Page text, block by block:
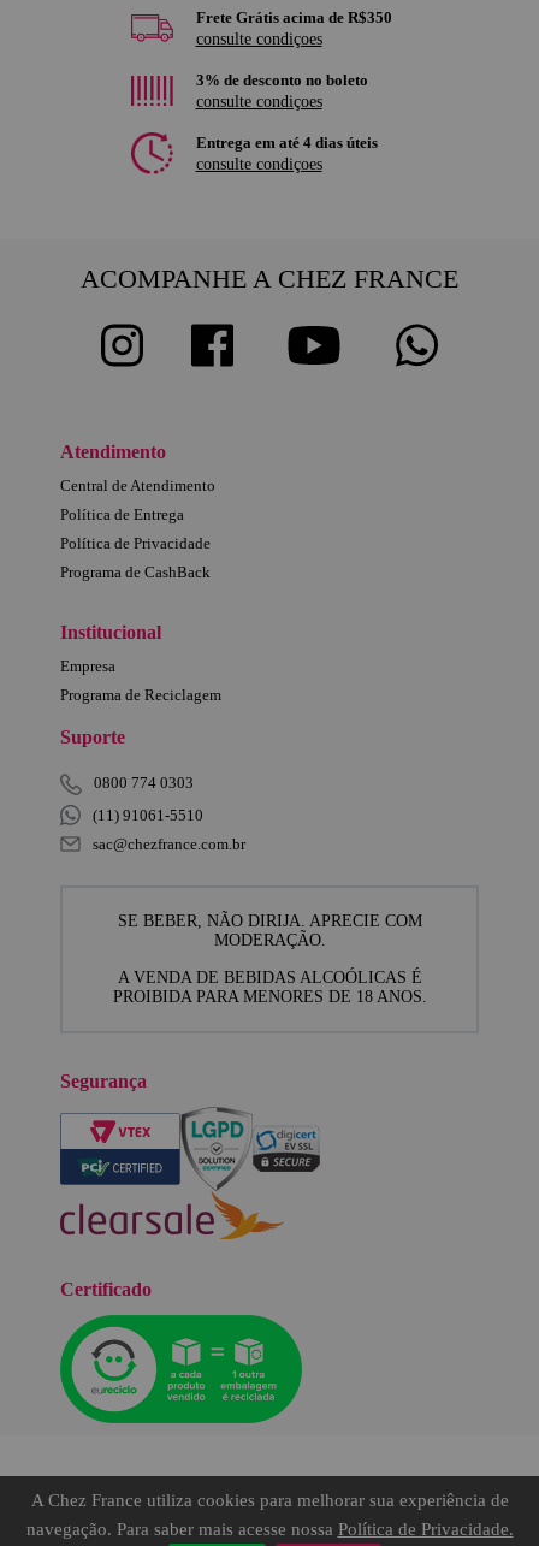
A Chez France utiliza cookies para melhorar sua experiência de
navegação. Para saber mais acesse nossa Política de Privacidade.
Frete Grátis acima de R$350
consulte condiçoes
3% de desconto no boleto
consulte condiçoes
Entrega em até 4 dias úteis
consulte condiçoes
ACOMPANHE A CHEZ FRANCE
Atendimento
Central de Atendimento
Política de Entrega
Política de Privacidade
Programa de CashBack
Institucional
Empresa
Programa de Reciclagem
Suporte
0800 774 0303
(11) 91061-5510
sac@chezfrance.com.br
SE BEBER, NÃO DIRIJA. APRECIE COM
MODERAÇÃO.
A VENDA DE BEBIDAS ALCOÓLICAS É
PROIBIDA PARA MENORES DE 18 ANOS.
Segurança
Certificado
©TODOS OS DIREITOS RESERVADOS.
Chez France Exportação e Importação SA - CNPJ: 12.744.600/0001-43